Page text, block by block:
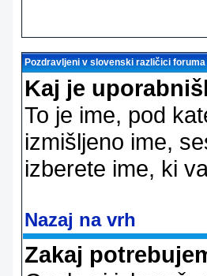
Pozdravljeni v slovenski različici foruma
Kaj je
To je ime, pod
izmišljeno ime,
izberete ime, ki
Nazaj na vrh
Zakaj